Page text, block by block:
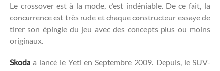
Le crossover est à la mode, c’est indéniable. De ce fait, la
concurrence est très rude et chaque constructeur essaye de
tirer son épingle du jeu avec des concepts plus ou moins
originaux.
Skoda a lancé le Yeti en Septembre 2009. Depuis, le SUV-